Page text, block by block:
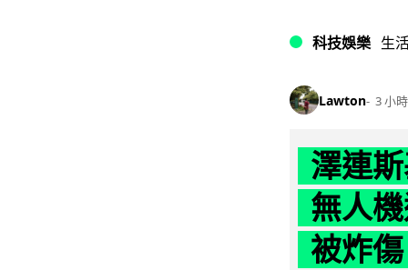
科技娛樂 生
Lawton 3 小時
澤連
無人
被炸傷